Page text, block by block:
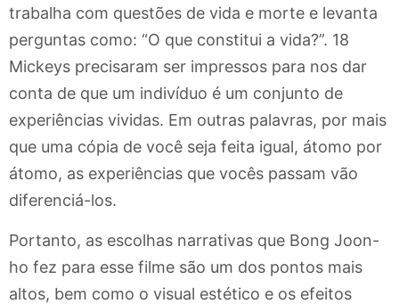
trabalha com questões de vida e morte e levanta
perguntas como: “O que constitui a vida?”. 18
Mickeys precisaram ser impressos para nos dar
conta de que um indivíduo é um conjunto de
experiências vividas. Em outras palavras, por mais
que uma cópia de você seja feita igual, átomo por
átomo, as experiências que vocês passam vão
diferenciá-los.
Portanto, as escolhas narrativas que Bong Joon-
ho fez para esse filme são um dos pontos mais
altos, bem como o visual estético e os efeitos